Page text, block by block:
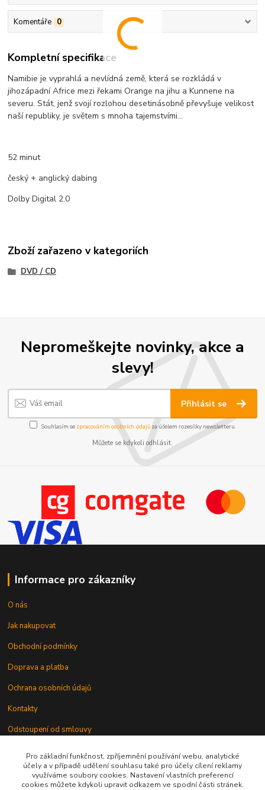
Komentáře 0
Kompletní specifikace
Namibie je vyprahlá a nevlídná země, která se rozkládá v
jihozápadní Africe mezi řekami Orange na jihu a Kunnene na
severu. Stát, jenž svojí rozlohou desetinásobně převyšuje velikost
naší republiky, je světem s mnoha tajemstvími...
52 minut
český + anglický dabing
Dolby Digital 2.0
Zboží zařazeno v kategoriích
DVD / CD
Nepromeškejte novinky, akce a
slevy!
Přihlásit se
Souhlasím se zpracováním osobních údajůza účelem rozesílky newsletteru.
Můžete se kdykoli odhlásit.
Informace pro zákazníky
O nás
Jak nakupovat
Obchodní podmínky
Doprava a platba
Ochrana osobních údajů
Kontakty
Odstoupení od smlouvy
Pro základní funkčnost, zpříjemnění používání webu, analytické
účely a v případě udělení souhlasu také pro účely cílení reklamy
využíváme soubory cookies. Nastavení vlastních preferencí
cookies můžete kdykoli upravit odkazem ve spodní části stránek.